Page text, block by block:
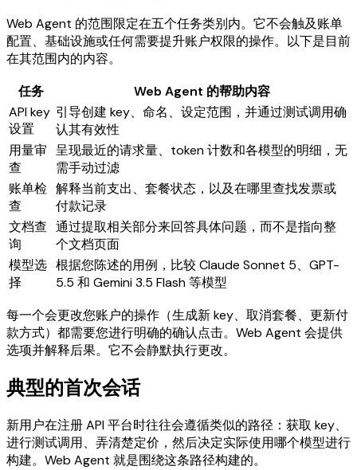
Web Agent 的范围限定在五个任务类别内。它不会触及账单
配置、基础设施或任何需要提升账户权限的操作。以下是目前
在其范围内的内容。
任务
Web Agent 的帮助内容
API key
设置
引导创建 key、命名、设定范围，并通过测试调用确
认其有效性
用量审
查
呈现最近的请求量、token 计数和各模型的明细，无
需手动过滤
账单检
查
解释当前支出、套餐状态，以及在哪里查找发票或
付款记录
文档查
询
通过提取相关部分来回答具体问题，而不是指向整
个文档页面
模型选
择
根据您陈述的用例，比较 Claude Sonnet 5、GPT-
5.5 和 Gemini 3.5 Flash 等模型
每一个会更改您账户的操作（生成新 key、取消套餐、更新付
款方式）都需要您进行明确的确认点击。Web Agent 会提供
选项并解释后果。它不会静默执行更改。
典型的首次会话
新用户在注册 API 平台时往往会遵循类似的路径：获取 key、
进行测试调用、弄清楚定价，然后决定实际使用哪个模型进行
构建。Web Agent 就是围绕这条路径构建的。